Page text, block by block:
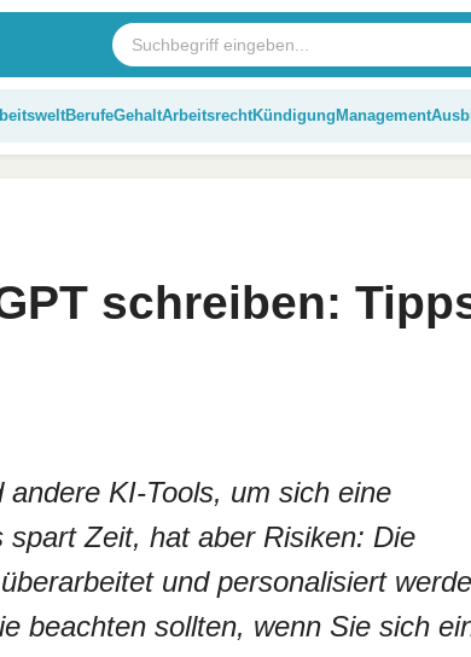
BerufeGehaltArbeitsrechtKündigung Management
schreiben:
KI-Tools, um sich eine
Zeit, hat aber Risiken: Die
und personalisiert
beachten sollten, wenn Sie sich